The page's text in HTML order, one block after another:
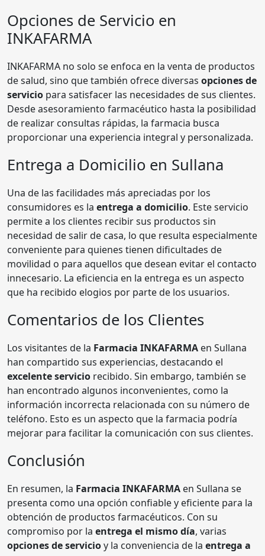
Opciones de Servicio en
INKAFARMA
INKAFARMA no solo se enfoca en la venta de productos
de salud, sino que también ofrece diversas opciones de
servicio para satisfacer las necesidades de sus clientes.
Desde asesoramiento farmacéutico hasta la posibilidad
de realizar consultas rápidas, la farmacia busca
proporcionar una experiencia integral y personalizada.
Entrega a Domicilio en Sullana
Una de las facilidades más apreciadas por los
consumidores es la entrega a domicilio. Este servicio
permite a los clientes recibir sus productos sin
necesidad de salir de casa, lo que resulta especialmente
conveniente para quienes tienen dificultades de
movilidad o para aquellos que desean evitar el contacto
innecesario. La eficiencia en la entrega es un aspecto
que ha recibido elogios por parte de los usuarios.
Comentarios de los Clientes
Los visitantes de la Farmacia INKAFARMA en Sullana
han compartido sus experiencias, destacando el
excelente servicio recibido. Sin embargo, también se
han encontrado algunos inconvenientes, como la
información incorrecta relacionada con su número de
teléfono. Esto es un aspecto que la farmacia podría
mejorar para facilitar la comunicación con sus clientes.
Conclusión
En resumen, la Farmacia INKAFARMA en Sullana se
presenta como una opción confiable y eficiente para la
obtención de productos farmacéuticos. Con su
compromiso por la entrega el mismo día, varias
opciones de servicioy la conveniencia de la entrega a